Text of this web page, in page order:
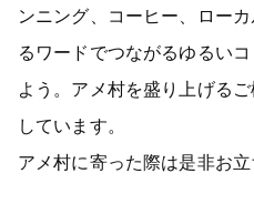
ンニング、コーヒー、ロー
るワードでつながるゆるい
よう。アメ村を盛り上げる
しています。
アメ村に寄った際は是非お立